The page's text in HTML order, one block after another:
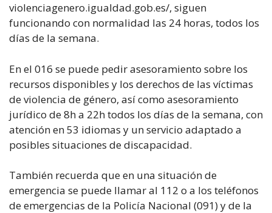
violenciagenero.igualdad.gob.es/, siguen
funcionando con normalidad las 24 horas, todos los
días de la semana.
En el 016 se puede pedir asesoramiento sobre los
recursos disponibles y los derechos de las víctimas
de violencia de género, así como asesoramiento
jurídico de 8h a 22h todos los días de la semana, con
atención en 53 idiomas y un servicio adaptado a
posibles situaciones de discapacidad.
También recuerda que en una situación de
emergencia se puede llamar al 112 o a los teléfonos
de emergencias de la Policía Nacional (091) y de la